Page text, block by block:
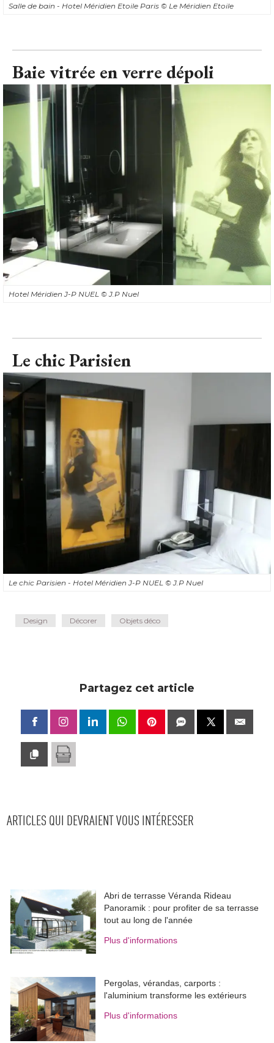
Salle de bain - Hotel Méridien Etoile Paris © Le Méridien Etoile
Baie vitrée en verre dépoli
Hotel Méridien J-P NUEL © J.P Nuel
Le chic Parisien
Le chic Parisien - Hotel Méridien J-P NUEL © J.P Nuel
Design Décorer Objets déco
Partagez cet article
ARTICLES QUI DEVRAIENT VOUS INTÉRESSER
Abri de terrasse Véranda Rideau
Panoramik : pour profiter de sa terrasse
tout au long de l'année
Plus d'informations
Pergolas, vérandas, carports :
l'aluminium transforme les extérieurs
Plus d'informations